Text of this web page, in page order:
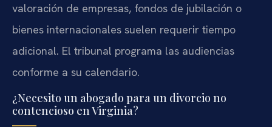
valoración de empresas, fondos de jubilación o
bienes internacionales suelen requerir tiempo
adicional. El tribunal programa las audiencias
conforme a su calendario.
¿Necesito un abogado para un divorcio no
contencioso en Virginia?